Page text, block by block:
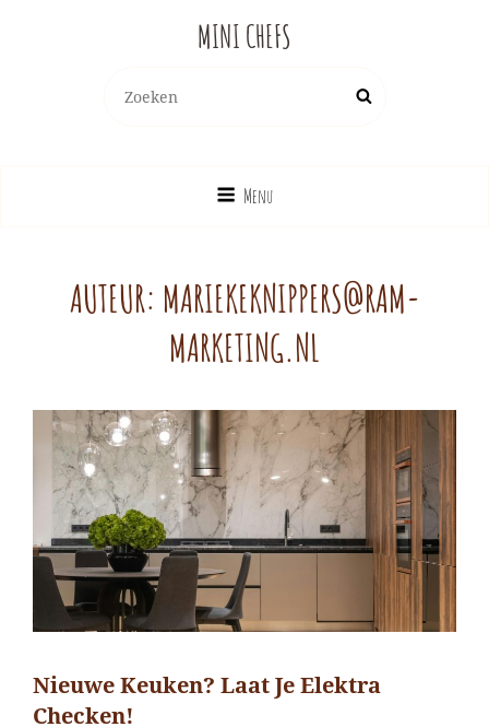
MINI CHEFS
naar:
Zoek
Menu
AUTEUR: MARIEKEKNIPPERS@RAM-
MARKETING.NL
Nieuwe Keuken? Laat Je Elektra
Checken!